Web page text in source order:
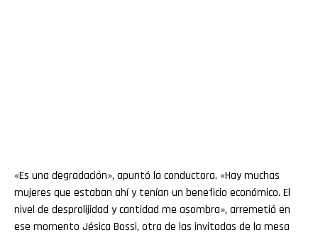
«Es una degradación», apuntó la conductora. «Hay muchas
mujeres que estaban ahí y tenían un beneficio económico. El
nivel de desprolijidad y cantidad me asombra», arremetió en
ese momento Jésica Bossi, otra de las invitadas de la mesa